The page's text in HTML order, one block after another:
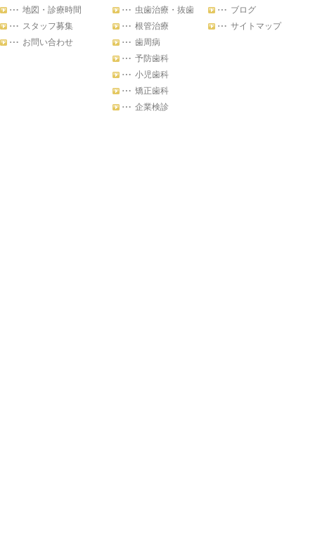
地図・診療時間
スタッフ募集
お問い合わせ
虫歯治療・抜歯
根管治療
歯周病
予防歯科
小児歯科
矯正歯科
企業検診
ブログ
サイトマップ